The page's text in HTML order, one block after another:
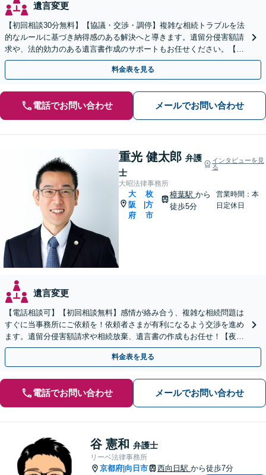
遺言変更
【初回相談30分無料】【協議・交渉・調停】複雑な相続トラブルを法
的なルールに基づき納得感のある解決へと導きます。遺留分侵害額請
求や、法的効力のある遺言書作成のサポートもお任せください。【京
阪丹波橋駅徒歩1分】【初回相談無料】
料金表を見る
電話でお問い合わせ メールでお問い合わせ
重光 健太郎 弁護
士
インタビューを見
る
大昭法律事務所
大
阪
府
枚
方
市
樟葉駅から
徒歩5分
営業時間：本
日定休日
遺言変更
【電話相談可】【初回相談無料】感情が絡み合う、複雑な相続問題は
すぐに当事務所にご依頼を！依頼者さまが有利になるよう交渉を進め
ます。遺留分侵害額請求や相続放棄、遺言書の作成もお任せ！【夜
間・休日面談】【完全個室】【出張サービス】【樟葉駅3分】
料金表を見る
電話でお問い合わせ メールでお問い合わせ
谷 憲和 弁護士
リーベ法律事務所
京都府 向日市 西向日駅 から徒歩7分